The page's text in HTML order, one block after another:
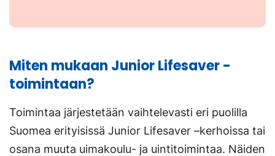
Miten mukaan Junior Lifesaver -
toimintaan?
Toimintaa järjestetään vaihtelevasti eri puolilla
Suomea erityisissä Junior Lifesaver –kerhoissa tai
osana muuta uimakoulu- ja uintitoimintaa. Näiden